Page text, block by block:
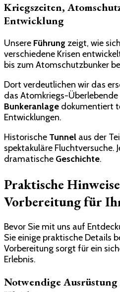
Kriegszeiten,
Entwicklung
Unsere Führung zeigt, wie
verschiedene Krisen
bis zum Atomschutzbunker
Dort verdeutlichen wir das
das Atomkriegs-
Bunkeranlage dokumentiert
Entwicklungen.
Historische Tunnel aus der
spektakuläre Fluchtversuche.
dramatische Geschichte.
Praktische
Vorbereitung für
Bevor Sie mit uns auf
Sie einige praktische Details
Vorbereitung sorgt für ein
Erlebnis.
Notwendige